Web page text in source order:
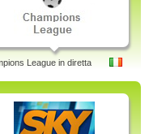
League in diretta